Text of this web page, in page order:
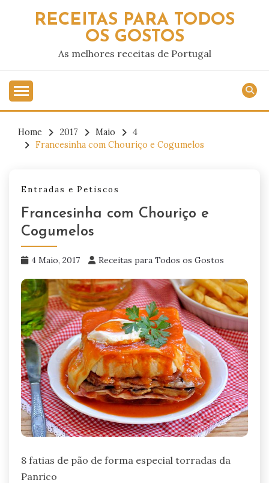
RECEITAS PARA TODOS
OS GOSTOS
As melhores receitas de Portugal
Home 2017 Maio
4
Francesinha com Chouriço e Cogumelos
Entradas e Petiscos
Francesinha com Chouriço e
Cogumelos
4 Maio, 2017 Receitas para Todos os Gostos
8 fatias de pão de forma especial torradas da
Panrico